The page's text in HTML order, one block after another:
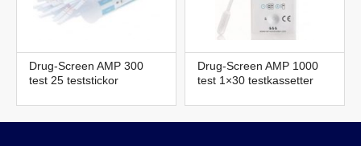
Drug-Screen AMP 300
test 25 teststickor
Drug-Screen AMP 1000
test 1×30 testkassetter